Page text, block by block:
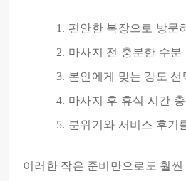
편안한 복장으로 방문
마사지 전 충분한 수분
본인에게 맞는 강도 선
마사지 후 휴식 시간 충
분위기와 서비스 후기
이러한 작은 준비만으로도 훨